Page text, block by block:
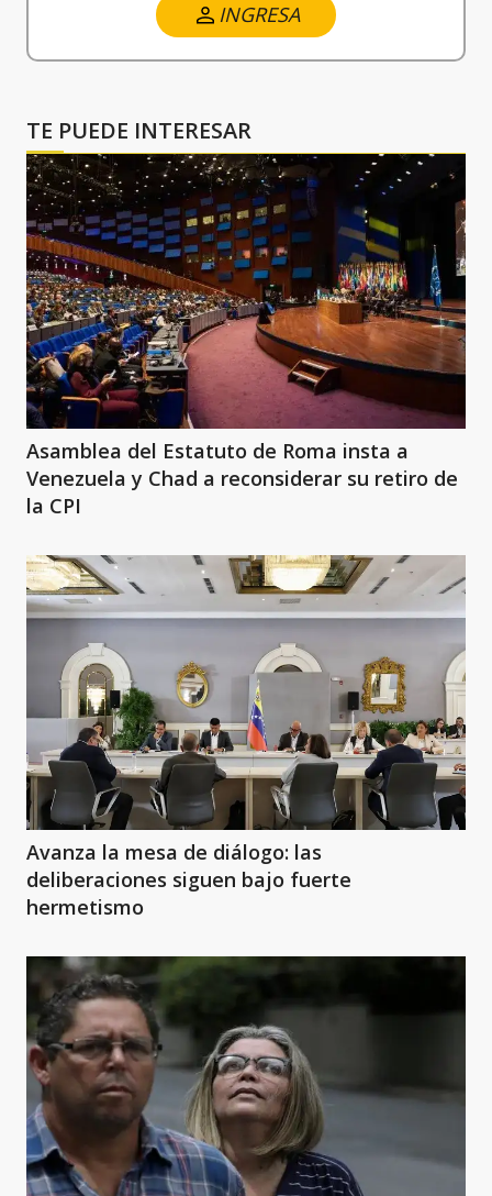
INGRESA
TE PUEDE INTERESAR
Asamblea del Estatuto de Roma insta a
Venezuela y Chad a reconsiderar su retiro de
la CPI
Avanza la mesa de diálogo: las
deliberaciones siguen bajo fuerte
hermetismo